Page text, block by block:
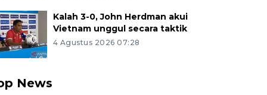
Kalah 3-0, John Herdman akui
Vietnam unggul secara taktik
4 Agustus 2026 07:28
News